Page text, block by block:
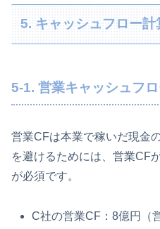
5. キャッシュフロー
5-1. 営業キャッシュフロ
営業CFは本業で稼いだ現金
を避けるためには、営業CF
が必須です。
C社の営業CF：8億円（